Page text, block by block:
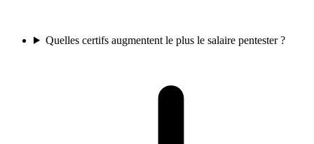
Quelles certifs augmentent le plus le salaire pentester ?